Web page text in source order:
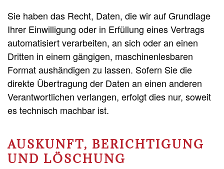
Sie haben das Recht, Daten, die wir auf Grundlage
Ihrer Einwilligung oder in Erfüllung eines Vertrags
automatisiert verarbeiten, an sich oder an einen
Dritten in einem gängigen, maschinenlesbaren
Format aushändigen zu lassen. Sofern Sie die
direkte Übertragung der Daten an einen anderen
Verantwortlichen verlangen, erfolgt dies nur, soweit
es technisch machbar ist.
AUSKUNFT, BERICHTIGUNG
UND LÖSCHUNG